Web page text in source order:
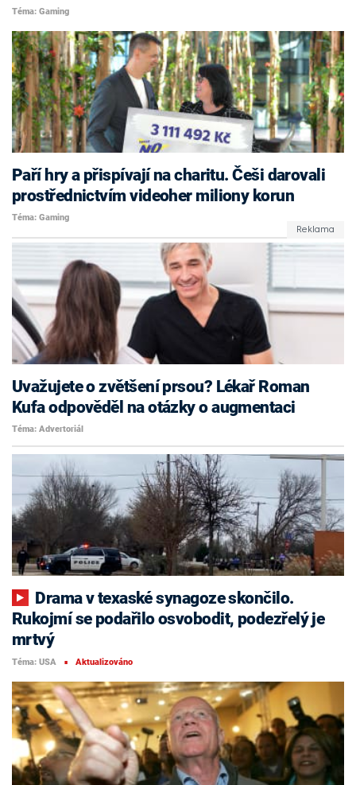
Téma: Gaming
Paří hry a přispívají na charitu. Češi darovali
prostřednictvím videoher miliony korun
Téma: Gaming
Uvažujete o zvětšení prsou? Lékař Roman
Kufa odpověděl na otázky o augmentaci
Téma: Advertoriál
Rukojmí se podařilo osvobodit, podezřelý je
mrtvý
Téma: USA ■ Aktualizováno